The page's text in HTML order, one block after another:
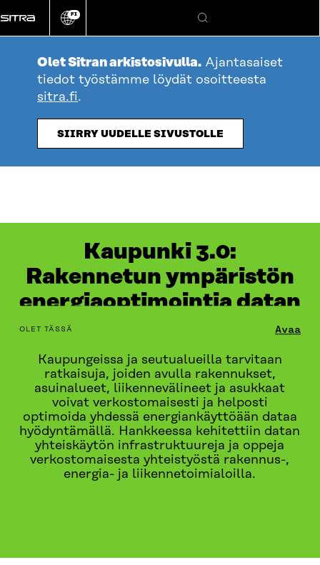
suoraan
sisältöön
Vaihda
kieli
FI
Hae
Olet Sitran arkistosivulla. Ajantasaiset
tiedot työstämme löydät osoitteesta
sitra.fi.
SIIRRY UUDELLE SIVUSTOLLE
Kaupunki 3.0:
Rakennetun ympäristön
energiaoptimointia datan
Kaupungeissa ja seutualueilla tarvitaan
ratkaisuja, joiden avulla rakennukset,
asuinalueet, liikennevälineet ja asukkaat
voivat verkostomaisesti ja helposti
optimoida yhdessä energiankäyttöään dataa
hyödyntämällä. Hankkeessa kehitettiin datan
yhteiskäytön infrastruktuureja ja oppeja
verkostomaisesta yhteistyöstä rakennus-,
energia- ja liikennetoimialoilla.
OLET TÄSSÄ Avaa